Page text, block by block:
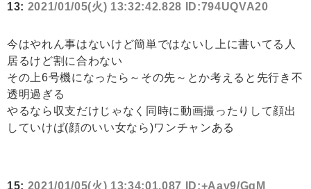
13: 2021/01/05(火) 13:32:42.828 ID:794UQVA20
今はやれん事はないけど簡単ではないし上に書いてる人
居るけど割に合わない
その上6号機になったら～その先～とか考えると先行き不
透明過ぎる
やるなら収支だけじゃなく同時に動画撮ったりして顔出
していけば(顔のいい女なら)ワンチャンある
15: 2021/01/05(火) 13:34:01.087 ID:+Aav9/GgM